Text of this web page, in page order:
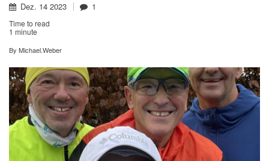
Dez. 14 2023 1
Time to read
1 minute
By Michael.Weber